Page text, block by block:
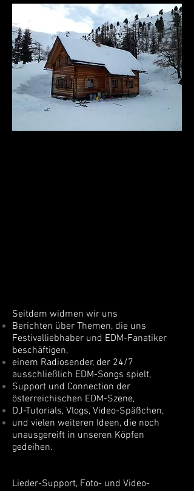
Seitdem widmen wir uns
Berichten über Themen, die uns
Festivalliebhaber und EDM-Fanatiker
beschäftigen,
einem Radiosender, der 24/7
ausschließlich EDM-Songs spielt,
Support und Connection der
österreichischen EDM-Szene,
DJ-Tutorials, Vlogs, Video-Späßchen,
und vielen weiteren Ideen, die noch
unausgereift in unseren Köpfen
gedeihen.
Lieder-Support, Foto- und Video-